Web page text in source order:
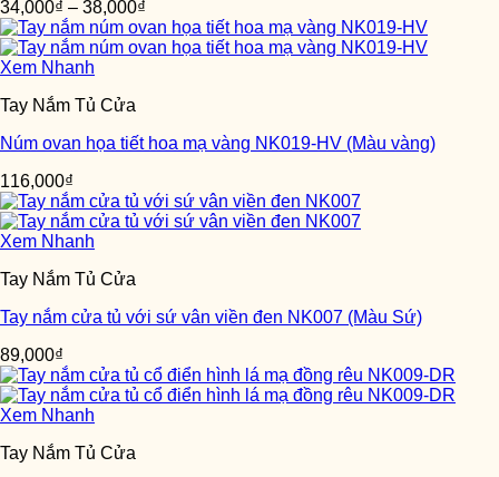
34,000₫ – 38,000₫
Xem Nhanh
Tay Nắm Tủ Cửa
Núm ovan họa tiết hoa mạ vàng NK019-HV (Màu vàng)
116,000₫
Xem Nhanh
Tay Nắm Tủ Cửa
Tay nắm cửa tủ với sứ vân viền đen NK007 (Màu Sứ)
89,000₫
Xem Nhanh
Tay Nắm Tủ Cửa